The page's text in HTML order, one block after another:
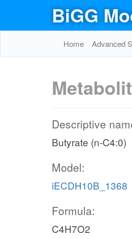
BiGG
Home Advanced
Descriptive
Butyrate (n-C4:0)
Model:
iECDH10B_1368
Formula:
C4H7O2